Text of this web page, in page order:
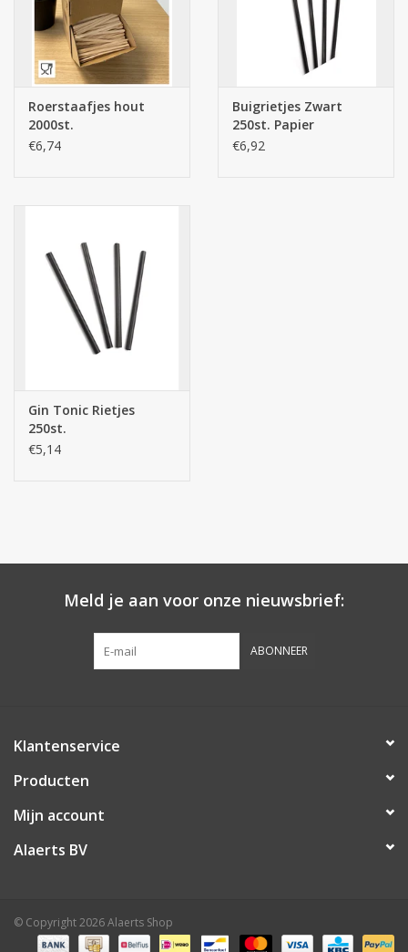
Roerstaafjes hout
2000st.
€6,74
Buigrietjes Zwart
250st. Papier
€6,92
Gin Tonic Rietjes
250st.
€5,14
Meld je aan voor onze nieuwsbrief:
ABONNEER
Klantenservice
Producten
Mijn account
Alaerts BV
© Copyright 2026 Alaerts Shop